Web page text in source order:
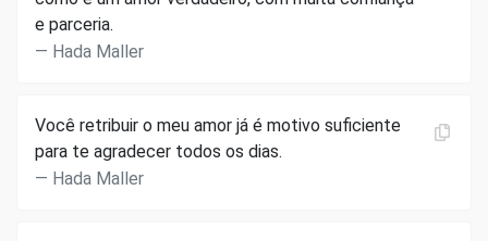
e parceria.
Hada Maller
Você retribuir o meu amor já é motivo suficiente
para te agradecer todos os dias.
Hada Maller